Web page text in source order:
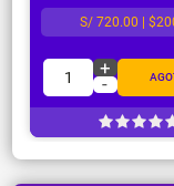
S/ 720.00 |
1 +
-